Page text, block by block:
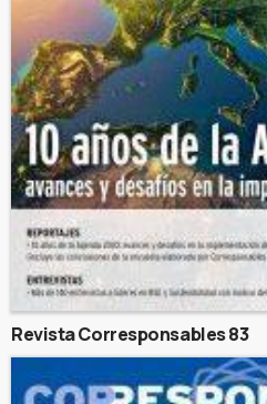
Revista Corresponsables 83